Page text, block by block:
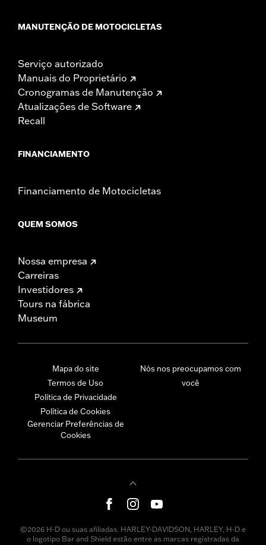
MANUTENÇÃO DE MOTOCICLETAS
Serviço autorizado
Manuais do Proprietário
Cronogramas de Manutenção
Atualizações de Software
Recall
FINANCIAMENTO
Financiamento de Motocicletas
QUEM SOMOS
Nossa empresa
Carreiras
Investidores
Tours na fábrica
Museum
Mapa do site
Termos de Uso
Política de Privacidade
Política de Cookies
Gerenciar Preferências de
Cookies
Nós nos preocupamos com
você
©2026 H-D ou suas afiliadas. HARLEY-DAVIDSON, HARLEY, H-D e
o logotipo Bar and Shield estão entre as marcas registradas da